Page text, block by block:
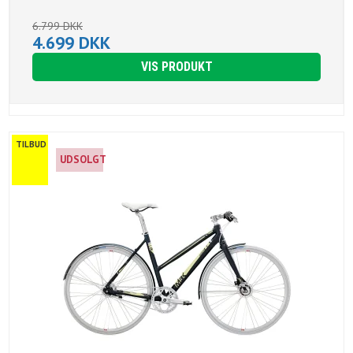
6.799 DKK
4.699 DKK
VIS PRODUKT
TILBUD
UDSOLGT